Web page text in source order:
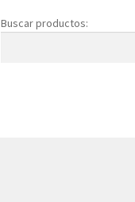
Buscar productos: